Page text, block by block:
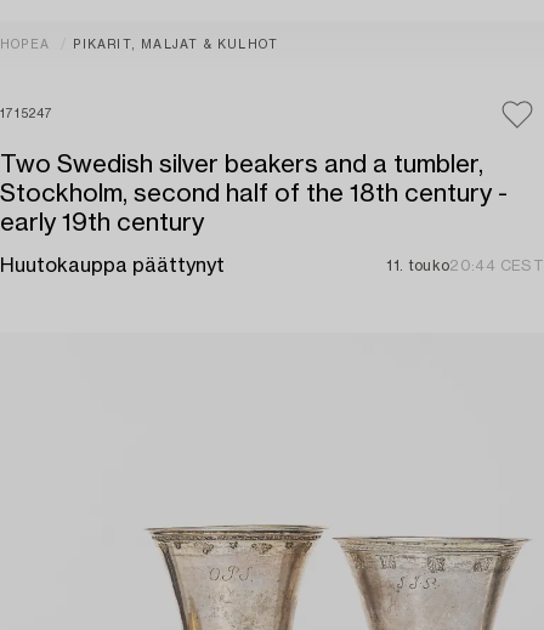
HOPEA PIKARIT, MALJAT & KULHOT
1715247
Two Swedish silver beakers and a tumbler,
Stockholm, second half of the 18th century -
early 19th century
Huutokauppa päättynyt 11. touko20:44 CEST